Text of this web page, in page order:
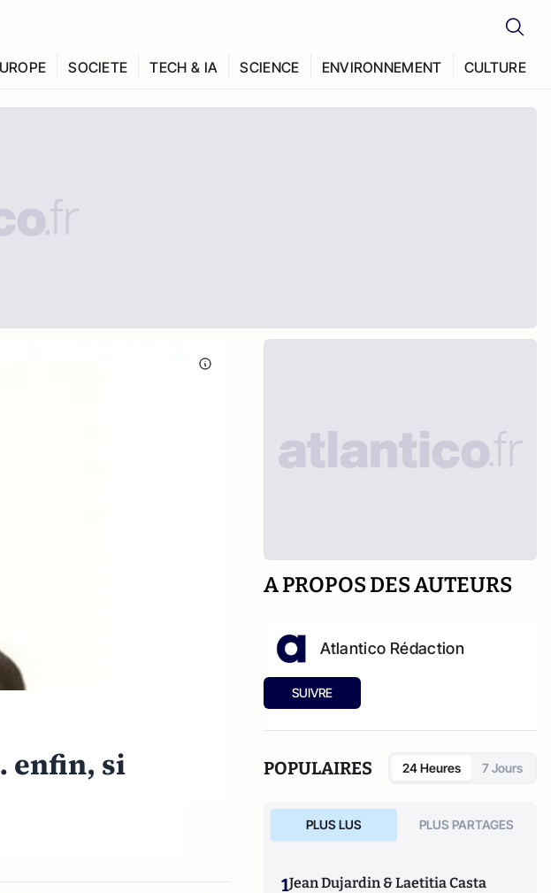
SOCIETE TECH & IA SCIENCE ENVIRONNEMENT CULTURE
enfin, si
A PROPOS DES AUTEURS
Atlantico Rédaction
SUIVRE
POPULAIRES 24 Heures 7 Jours
PLUS LUS PLUS PARTAGES
1Jean Dujardin & Laetitia Casta